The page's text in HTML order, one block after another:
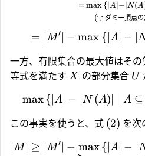
=max { A − N(A
(∵ ダミー頂点
= M′ − max { A∣ − ∣
一方、有限集合の最大値はそ
等式を満たす X の部分集合 U
max{ ∣A − N (A) A ⊆
この事実を使うと、式 (2) を次
∣ M ∣ ≥ ∣ M′∣ − max{∣A ∣ − ∣